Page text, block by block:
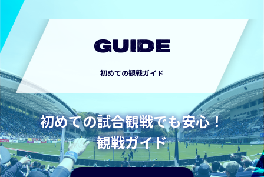
GUIDE
初めての観戦ガイド
初めての試合観戦でも安心！
観戦ガイド